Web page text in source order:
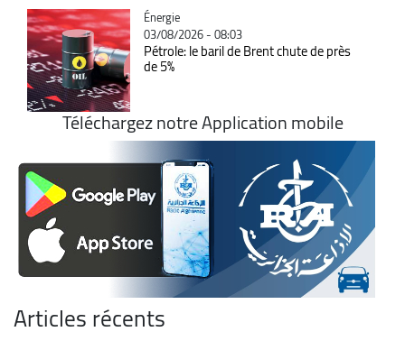
Catégorie
Énergie
03/08/2026 - 08:03
Pétrole: le baril de Brent chute de près
de 5%
Téléchargez notre Application mobile
Articles récents